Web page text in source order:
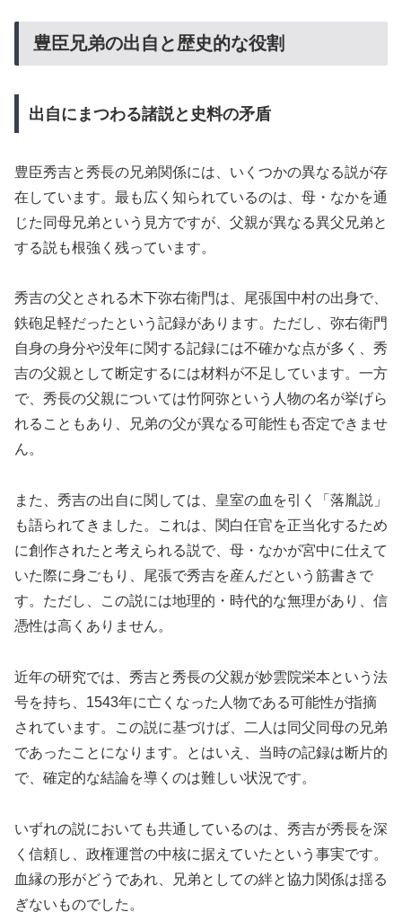
豊臣兄弟の出自と歴史的な役割
出自にまつわる諸説と史料の矛盾
豊臣秀吉と秀長の兄弟関係には、いくつかの異なる説が存
在しています。最も広く知られているのは、母・なかを通
じた同母兄弟という見方ですが、父親が異なる異父兄弟と
する説も根強く残っています。
秀吉の父とされる木下弥右衛門は、尾張国中村の出身で、
鉄砲足軽だったという記録があります。ただし、弥右衛門
自身の身分や没年に関する記録には不確かな点が多く、秀
吉の父親として断定するには材料が不足しています。一方
で、秀長の父親については竹阿弥という人物の名が挙げら
れることもあり、兄弟の父が異なる可能性も否定できませ
ん。
また、秀吉の出自に関しては、皇室の血を引く「落胤説」
も語られてきました。これは、関白任官を正当化するため
に創作されたと考えられる説で、母・なかが宮中に仕えて
いた際に身ごもり、尾張で秀吉を産んだという筋書きで
す。ただし、この説には地理的・時代的な無理があり、信
憑性は高くありません。
近年の研究では、秀吉と秀長の父親が妙雲院栄本という法
号を持ち、1543年に亡くなった人物である可能性が指摘
されています。この説に基づけば、二人は同父同母の兄弟
であったことになります。とはいえ、当時の記録は断片的
で、確定的な結論を導くのは難しい状況です。
いずれの説においても共通しているのは、秀吉が秀長を深
く信頼し、政権運営の中核に据えていたという事実です。
血縁の形がどうであれ、兄弟としての絆と協力関係は揺る
ぎないものでした。